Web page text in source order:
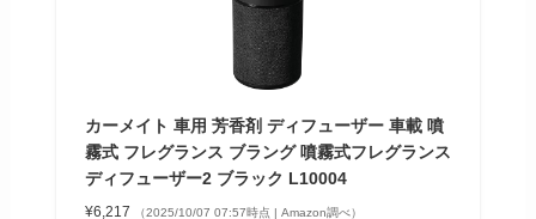
カーメイト 車用 芳香剤 ディフューザー 車載 噴
霧式 フレグランス ブラング 噴霧式フレグランス
ディフューザー2 ブラック L10004
¥6,217 （2025/10/07 07:57時点 | Amazon調べ）